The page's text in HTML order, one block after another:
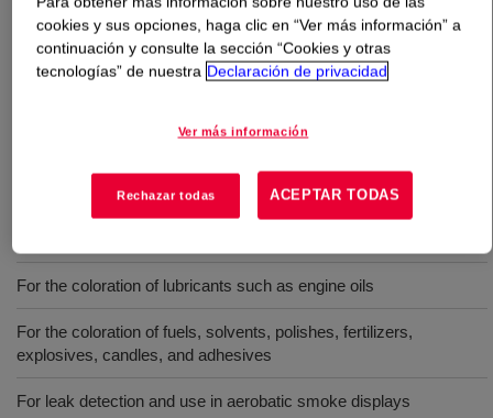
Usos
Coloration of oil-based products such as lubricant, fluids, and
Brand identification
For the coloration of lubricants such as engine oils
For the coloration of fuels, solvents, polishes, fertilizers,
explosives, candles, and adhesives
For leak detection and use in aerobatic smoke displays
cookies y sus opciones, haga clic en “Ver más información” a
continuación y consulte la sección “Cookies y otras
tecnologías” de nuestra Declaración de privacidad
Ver más información
Rechazar todas ACEPTAR TODAS